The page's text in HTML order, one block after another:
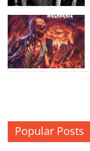
Popular Posts